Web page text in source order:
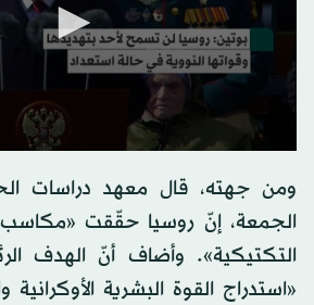
ومن جهته، قال معهد دراسات
الجمعة، إنّ روسيا حقّقت «مكاسب
التكتيكية». وأضاف أنّ الهدف
«استدراج القوة البشرية